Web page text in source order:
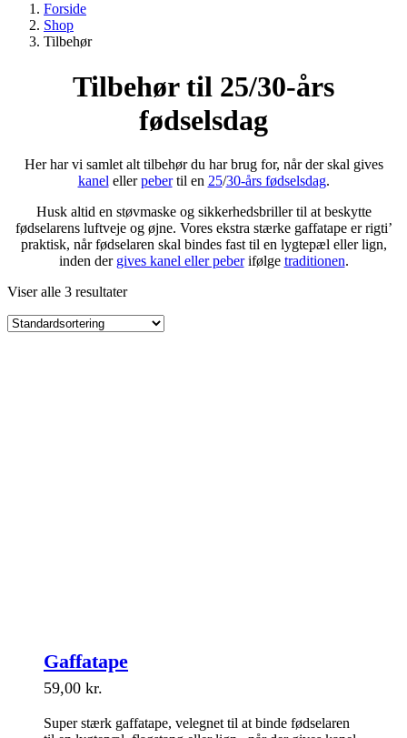
Forside
Shop
Tilbehør
Tilbehør til 25/30-års
fødselsdag
Her har vi samlet alt tilbehør du har brug for, når der skal gives
kanel ellerpebertil en 25/30-års fødselsdag.
Husk altid en støvmaske og sikkerhedsbriller til at beskytte
fødselarens luftveje og øjne. Vores ekstra stærke gaffatape er rigti’
praktisk, når fødselaren skal bindes fast til en lygtepæl eller lign,
inden der gives kanel eller peberifølge traditionen.
Viser alle 3 resultater
Gaffatape
59,00 kr.
Super stærk gaffatape, velegnet til at binde fødselaren